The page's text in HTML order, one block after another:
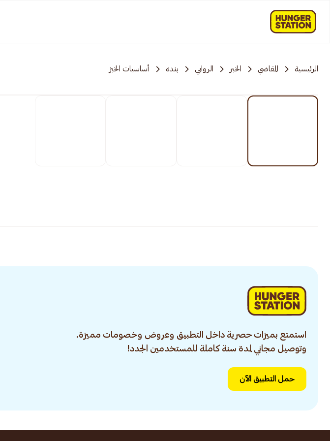
الرئيسية المقاضي الخبر الروابي بندة أساسيات الخبز
استمتع بميزات حصرية داخل التطبيق وعروض وخصومات مميزة.
وتوصيل مجاني لمدة سنة كاملة للمستخدمين الجدد!
حمل التطبيق الآن